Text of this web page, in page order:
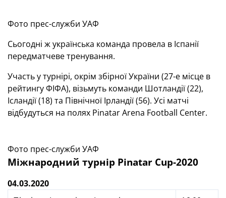
Фото прес-служби УАФ
Сьогодні ж українська команда провела в Іспанії
передматчеве тренування.
Участь у турнірі, окрім збірної України (27-е місце в
рейтингу ФІФА), візьмуть команди Шотландії (22),
Ісландії (18) та Північної Ірландії (56). Усі матчі
відбудуться на полях Pinatar Arena Football Center.
Фото прес-служби УАФ
Міжнародний турнір Pinatar Cup-2020
04.03.2020